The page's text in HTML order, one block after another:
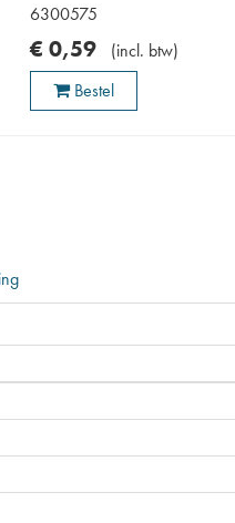
6300575
€ 0,59 (incl. btw)
Bestel